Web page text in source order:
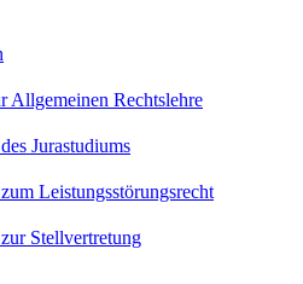
Allgemeinen Rechtslehre
Jurastudiums
Leistungsstörungsrecht
Stellvertretung